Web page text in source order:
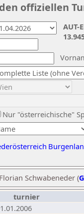
offiziellen
Nur "österreichische"
AUT-
Schwabeneder (
turnier